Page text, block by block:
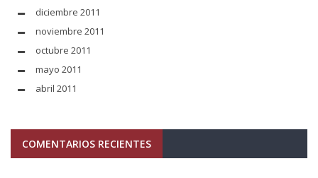
diciembre 2011
noviembre 2011
octubre 2011
mayo 2011
abril 2011
COMENTARIOS RECIENTES